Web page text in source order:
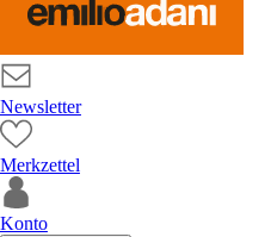
Newsletter
Merkzettel
Konto